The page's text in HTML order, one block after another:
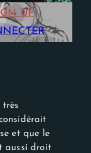
UP
très
et que le
aussi droit